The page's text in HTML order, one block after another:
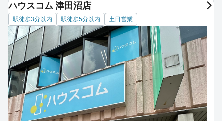
ハウスコム 津田沼店
駅徒歩3分以内 駅徒歩5分以内 土日営業